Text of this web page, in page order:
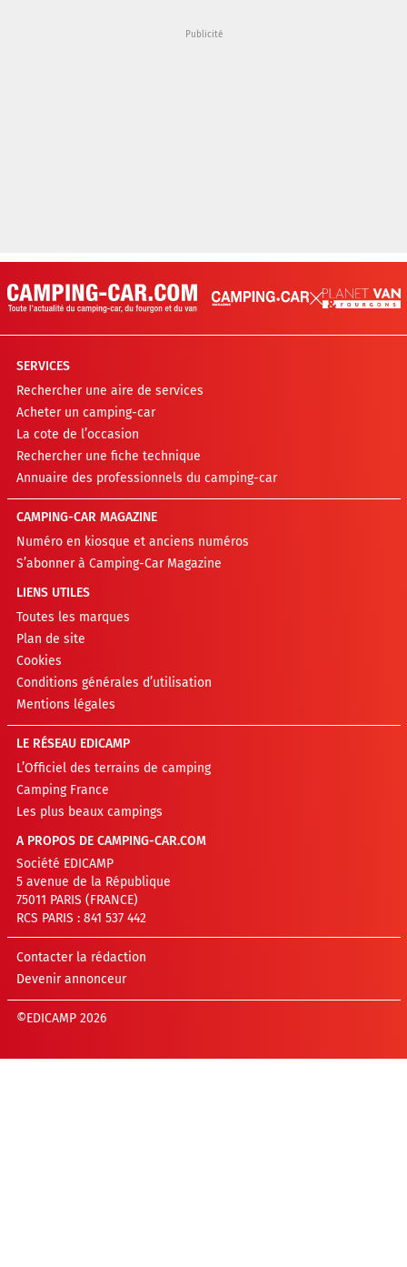
SERVICES
Rechercher une aire de services
Acheter un camping-car
La cote de l’occasion
Rechercher une fiche technique
Annuaire des professionnels du camping-car
CAMPING-CAR MAGAZINE
Numéro en kiosque et anciens numéros
S’abonner à Camping-Car Magazine
LIENS UTILES
Toutes les marques
Plan de site
Cookies
Conditions générales d’utilisation
Mentions légales
LE RÉSEAU EDICAMP
L’Officiel des terrains de camping
Camping France
Les plus beaux campings
A PROPOS DE CAMPING-CAR.COM
Société EDICAMP
5 avenue de la République
75011 PARIS (FRANCE)
RCS PARIS : 841 537 442
Contacter la rédaction
Devenir annonceur
©EDICAMP 2026